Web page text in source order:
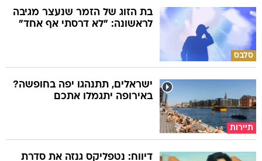
סלבס
בת הזוג של הזמר שנעצר מגיבה
לראשונה: "לא דרסתי אף אחד"
תיירות
ישראלים, תתנהגו יפה בחופשה?
באירופה יתגמלו אתכם
דיווח: נטפליקס גנזה את סדרת